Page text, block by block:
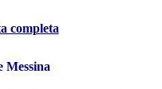
completa
Messina